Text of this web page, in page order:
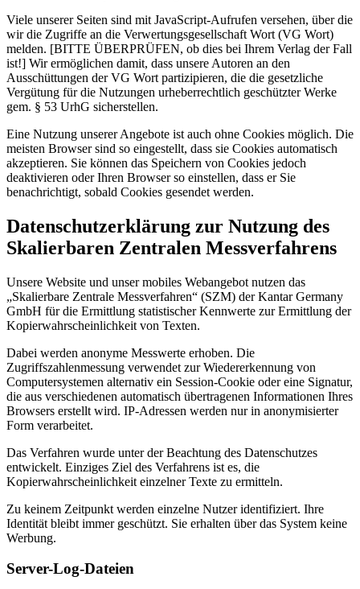
Viele unserer Seiten sind mit JavaScript-Aufrufen versehen, über die
wir die Zugriffe an die Verwertungsgesellschaft Wort (VG Wort)
melden. [BITTE ÜBERPRÜFEN, ob dies bei Ihrem Verlag der Fall
ist!] Wir ermöglichen damit, dass unsere Autoren an den
Ausschüttungen der VG Wort partizipieren, die die gesetzliche
Vergütung für die Nutzungen urheberrechtlich geschützter Werke
gem. § 53 UrhG sicherstellen.
Eine Nutzung unserer Angebote ist auch ohne Cookies möglich. Die
meisten Browser sind so eingestellt, dass sie Cookies automatisch
akzeptieren. Sie können das Speichern von Cookies jedoch
deaktivieren oder Ihren Browser so einstellen, dass er Sie
benachrichtigt, sobald Cookies gesendet werden.
Datenschutzerklärung zur Nutzung des
Skalierbaren Zentralen Messverfahrens
Unsere Website und unser mobiles Webangebot nutzen das
„Skalierbare Zentrale Messverfahren“ (SZM) der Kantar Germany
GmbH für die Ermittlung statistischer Kennwerte zur Ermittlung der
Kopierwahrscheinlichkeit von Texten.
Dabei werden anonyme Messwerte erhoben. Die
Zugriffszahlenmessung verwendet zur Wiedererkennung von
Computersystemen alternativ ein Session-Cookie oder eine Signatur,
die aus verschiedenen automatisch übertragenen Informationen Ihres
Browsers erstellt wird. IP-Adressen werden nur in anonymisierter
Form verarbeitet.
Das Verfahren wurde unter der Beachtung des Datenschutzes
entwickelt. Einziges Ziel des Verfahrens ist es, die
Kopierwahrscheinlichkeit einzelner Texte zu ermitteln.
Zu keinem Zeitpunkt werden einzelne Nutzer identifiziert. Ihre
Identität bleibt immer geschützt. Sie erhalten über das System keine
Werbung.
Server-Log-Dateien